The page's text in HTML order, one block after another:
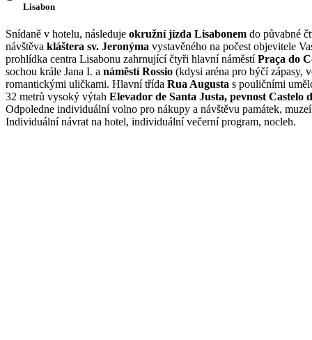
Lisabon
Snídaně v hotelu, následuje okružní jízda Lisabonem do půvabné
návštěva kláštera sv. Jeronýma vystavěného na počest objevitele
prohlídka centra Lisabonu zahrnující čtyři hlavní náměstíPraça do
sochou krále Jana I. a náměstí Rossio (kdysi aréna pro býčí zápasy,
romantickými uličkami. Hlavní třída Rua Augusta s pouličními
32 metrů vysoký výtah Elevador de Santa Justa, pevnost Castelo
Odpoledne individuální volno pro nákupy a návštěvu památek,
Individuální návrat na hotel, individuální večerní program, nocleh.